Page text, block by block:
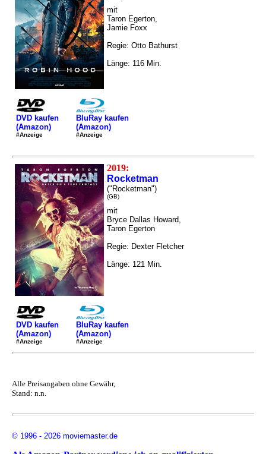
mit
Taron Egerton,
Jamie Foxx
Regie: Otto Bathurst
Länge: 116 Min.
DVD kaufen
(Amazon)
#Anzeige
BluRay kaufen
(Amazon)
#Anzeige
2019:
Rocketman
("Rocketman")
(GB)
mit
Bryce Dallas Howard,
Taron Egerton
Regie: Dexter Fletcher
Länge: 121 Min.
DVD kaufen
(Amazon)
#Anzeige
BluRay kaufen
(Amazon)
#Anzeige
Alle Preisangaben ohne Gewähr,
Stand: n.n.
© 1996 - 2026 moviemaster.de